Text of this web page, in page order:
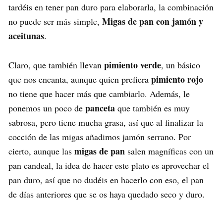
tardéis en tener pan duro para elaborarla, la combinación
no puede ser más simple, Migas de pan con jamón y
aceitunas.
Claro, que también llevan pimiento verde, un básico
que nos encanta, aunque quien prefiera pimiento rojo
no tiene que hacer más que cambiarlo. Además, le
ponemos un poco de panceta que también es muy
sabrosa, pero tiene mucha grasa, así que al finalizar la
cocción de las migas añadimos jamón serrano. Por
cierto, aunque las migas de pan salen magníficas con un
pan candeal, la idea de hacer este plato es aprovechar el
pan duro, así que no dudéis en hacerlo con eso, el pan
de días anteriores que se os haya quedado seco y duro.